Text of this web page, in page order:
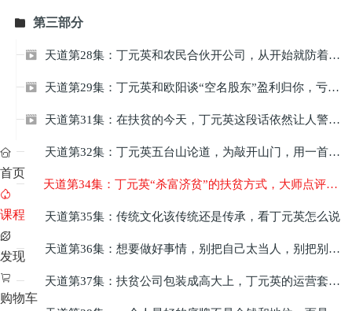
 第三部分
 天道第28集：丁元英和农民合伙开公司，从开始就防着他们，很有远见！
 天道第29集：丁元英和欧阳谈“空名股东”盈利归你，亏损算我，豪气！
 天道第31集：在扶贫的今天，丁元英这段话依然让人警醒！
天道第32集：丁元英五台山论道，为敲开山门，用一首词挑衅老方丈！
天道第34集：丁元英“杀富济贫”的扶贫方式，大师点评大爱不爱
天道第35集：传统文化该传统还是传承，看丁元英怎么说
天道第36集：想要做好事情，别把自己太当人，别把别人太不当人
天道第37集：扶贫公司包装成高大上，丁元英的运营套路，大赞

首页

课程

发现

购物车